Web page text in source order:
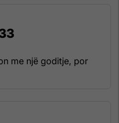
me një goditje, por